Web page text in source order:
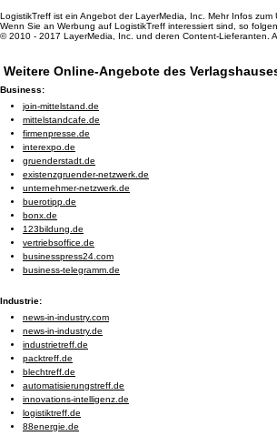
LogistikTreff ist ein Angebot der LayerMedia, Inc. Mehr Infos zum
Wenn Sie an Werbung auf LogistikTreff interessiert sind, so
© 2010 - 2017 LayerMedia, Inc. und deren Content-Lieferanten.
Weitere Online-Angebote des
Business:
join-mittelstand.de
mittelstandcafe.de
firmenpresse.de
interexpo.de
gruenderstadt.de
existenzgruender-netzwerk.de
unternehmer-netzwerk.de
buerotipp.de
bonx.de
123bildung.de
vertriebsoffice.de
businesspress24.com
business-telegramm.de
Industrie:
news-in-industry.com
news-in-industry.de
industrietreff.de
packtreff.de
blechtreff.de
automatisierungstreff.de
innovations-intelligenz.de
logistiktreff.de
88energie.de